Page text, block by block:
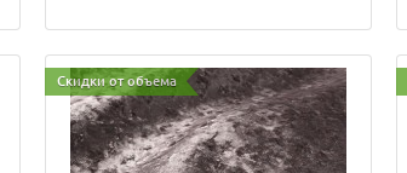
Скидки от объема